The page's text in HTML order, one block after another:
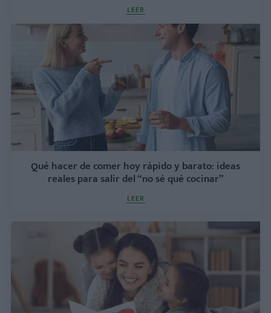
LEER
Qué hacer de comer hoy rápido y barato: ideas
reales para salir del “no sé qué cocinar”
LEER